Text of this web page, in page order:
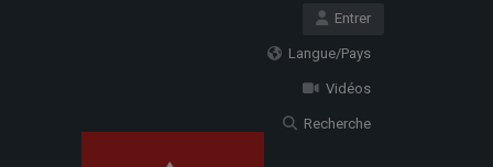
Entrer
Langue/Pays
Vidéos
Recherche